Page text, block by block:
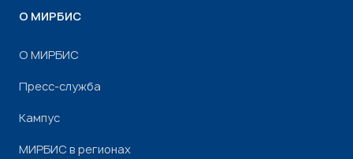
О МИРБИС
О МИРБИС
Пресс-служба
Кампус
МИРБИС в регионах